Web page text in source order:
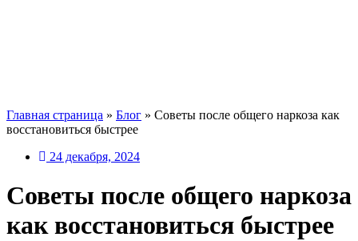
Главная страница » Блог » Советы после общего наркоза как
восстановиться быстрее
24 декабря, 2024
Советы после общего наркоза
как восстановиться быстрее